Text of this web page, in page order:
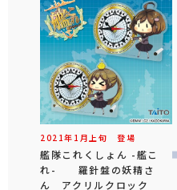
2021年 1 月 上旬 登場
艦隊これくしょん -艦こ
れ- 羅針盤の妖精さ
ん アクリルクロック